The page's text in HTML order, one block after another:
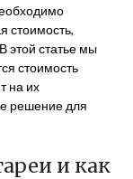
стоимость,
этой статье мы
стоимость
на их
решение для
и как